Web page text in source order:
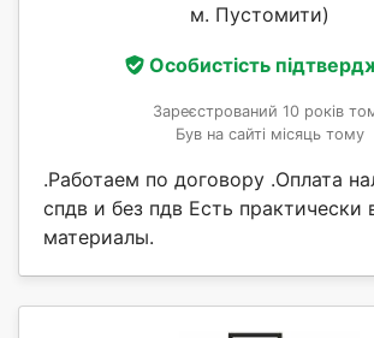
м. Пустомити)
Особистість
Зареєстрований 10 років
Був на сайті місяць тому
.Работаем по договору .Оплата
спдв и без пдв Есть практически
материалы.